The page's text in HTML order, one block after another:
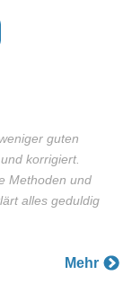
guten
korrigiert.
Methoden und
alles geduldig
Mehr